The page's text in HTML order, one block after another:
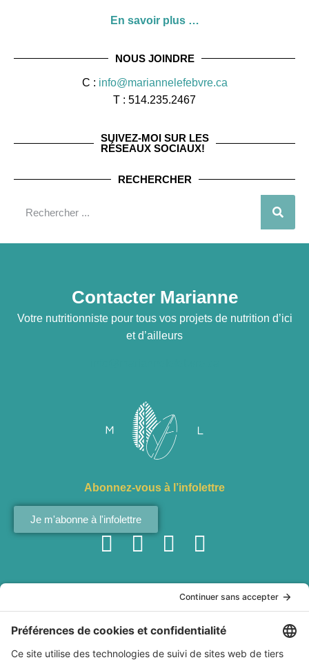
En savoir plus …
NOUS JOINDRE
C : info@mariannelefebvre.ca
T : 514.235.2467
SUIVEZ-MOI SUR LES
RÉSEAUX SOCIAUX!
RECHERCHER
Contacter Marianne
Votre nutritionniste pour tous vos projets de nutrition d’ici
et d’ailleurs
Abonnez-vous à l’infolettre
Je m'abonne à l'infolettre
interculturelles
Ateliers de
À propos
Marianne
Lefebvre?
Politiques
confidentialité
Conditions